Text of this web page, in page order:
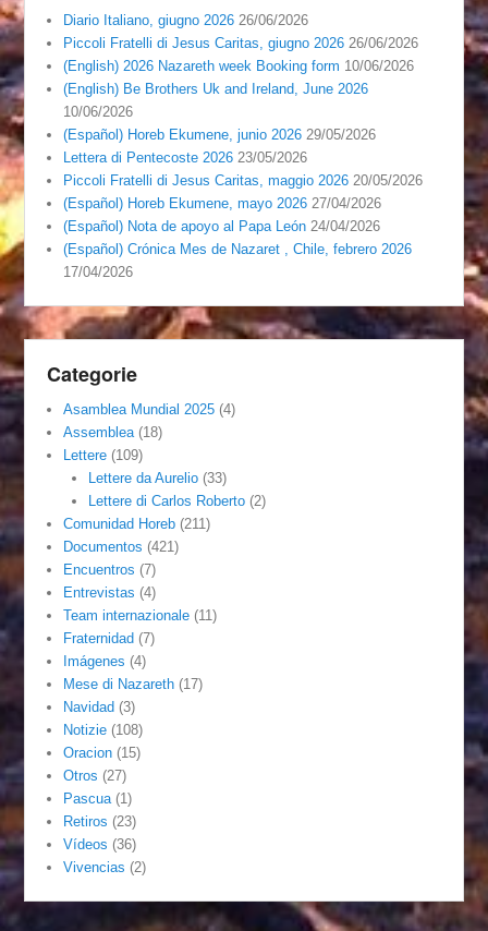
Diario Italiano, giugno 2026 26/06/2026
Piccoli Fratelli di Jesus Caritas, giugno 2026 26/06/2026
(English) 2026 Nazareth week Booking form 10/06/2026
(English) Be Brothers Uk and Ireland, June 2026
10/06/2026
(Español) Horeb Ekumene, junio 2026 29/05/2026
Lettera di Pentecoste 2026 23/05/2026
Piccoli Fratelli di Jesus Caritas, maggio 2026 20/05/2026
(Español) Horeb Ekumene, mayo 2026 27/04/2026
(Español) Nota de apoyo al Papa León 24/04/2026
(Español) Crónica Mes de Nazaret , Chile, febrero 2026
17/04/2026
Categorie
Asamblea Mundial 2025 (4)
Assemblea (18)
Lettere (109)
Lettere da Aurelio(33)
Lettere di Carlos Roberto(2)
Comunidad Horeb (211)
Documentos (421)
Encuentros (7)
Entrevistas (4)
Team internazionale (11)
Fraternidad (7)
Imágenes (4)
Mese di Nazareth (17)
Navidad (3)
Notizie (108)
Oracion (15)
Otros (27)
Pascua (1)
Retiros (23)
Vídeos (36)
Vivencias (2)